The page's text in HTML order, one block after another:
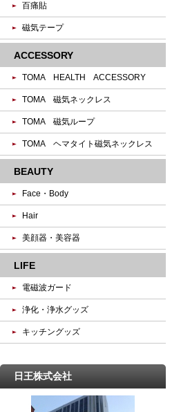
百痛貼
磁気テープ
ACCESSORY
TOMA HEALTH ACCESSORY
TOMA 磁気ネックレス
TOMA 磁気ループ
TOMA ヘマタイト磁気ネックレス
BEAUTY
Face・Body
Hair
美顔器・美容器
LIFE
電磁波ガード
浄化・浄水グッズ
キッチングッズ
日王株式会社